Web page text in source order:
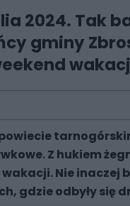
2024. Tak
gminy
Z hukiem
Nie inaczej
gdzie odbyły się